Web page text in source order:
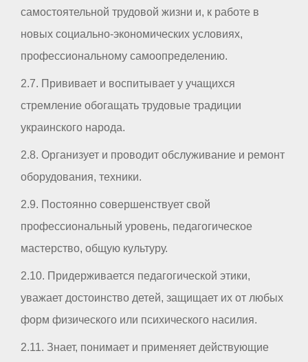
самостоятельной трудовой жизни и, к работе в
новых социально-экономических условиях,
профессиональному самоопределению.
2.7. Прививает и воспитывает у учащихся
стремление обогащать трудовые традиции
украинского народа.
2.8. Организует и проводит обслуживание и ремонт
оборудования, техники.
2.9. Постоянно совершенствует свой
профессиональный уровень, педагогическое
мастерство, общую культуру.
2.10. Придерживается педагогической этики,
уважает достоинство детей, защищает их от любых
форм физического или психического насилия.
2.11. Знает, понимает и применяет действующие